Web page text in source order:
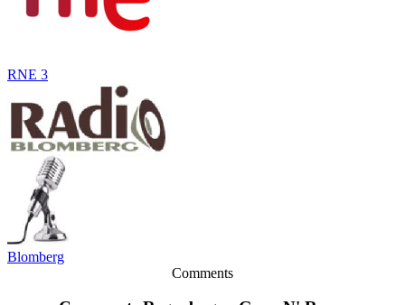
RNE 3
Blomberg
Comments